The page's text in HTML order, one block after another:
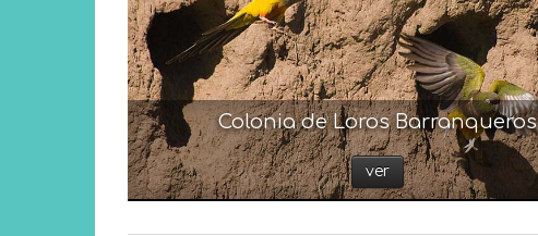
Colonia de Loros Barranqueros
ver